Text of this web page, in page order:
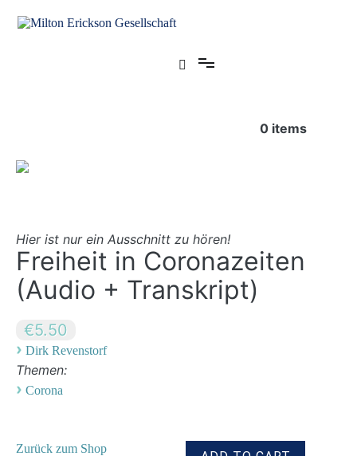
Inhalt
0 items
Hier ist nur ein Ausschnitt zu hören!
Freiheit in Coronazeiten
(Audio + Transkript)
€5.50
› Dirk Revenstorf
Themen:
› Corona
Zurück zum Shop